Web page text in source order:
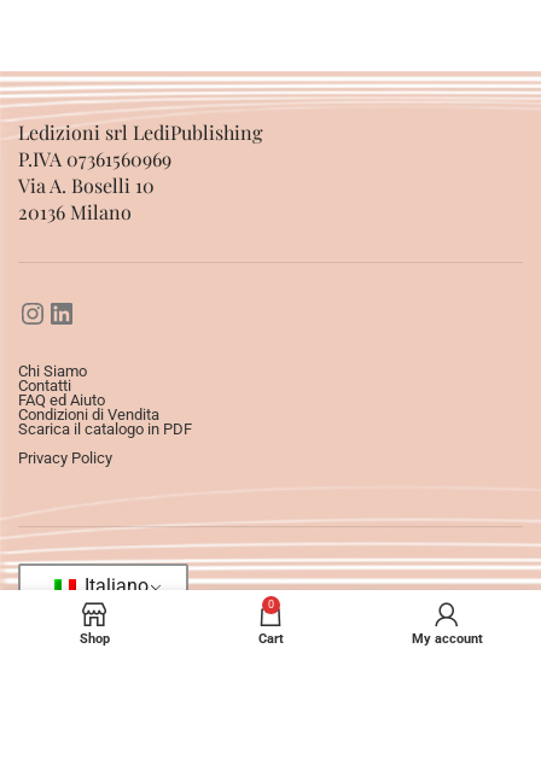
Ledizioni srl LediPublishing
P.IVA 07361560969
Via A. Boselli 10
20136 Milano
Chi Siamo
Contatti
FAQ ed Aiuto
Condizioni di Vendita
Scarica il catalogo in PDF
Privacy Policy
Italiano
Shop
0
Cart My account